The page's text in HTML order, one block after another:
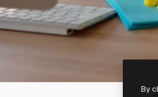
By